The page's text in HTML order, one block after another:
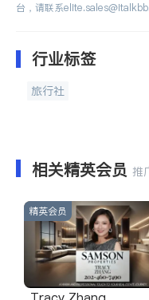
台，请联系
行业标签
旅行社
相关精英会员 推
精英会员